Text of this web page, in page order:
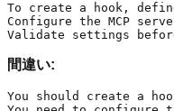
To create a hook,
Configure the MCP
間違い:
You should create a